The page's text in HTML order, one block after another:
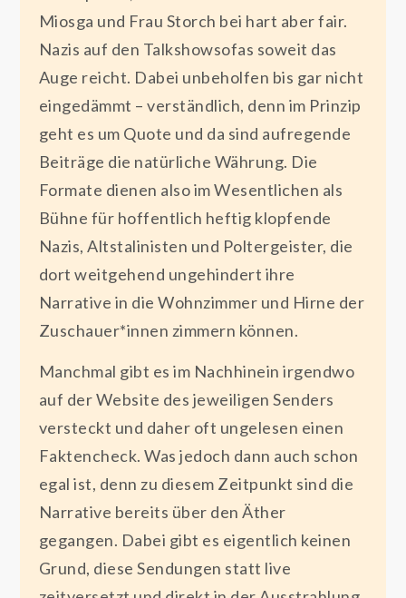
Miosga und Frau Storch bei hart aber fair.
Nazis auf den Talkshowsofas soweit das
Auge reicht. Dabei unbeholfen bis gar nicht
eingedämmt – verständlich, denn im Prinzip
geht es um Quote und da sind aufregende
Beiträge die natürliche Währung. Die
Formate dienen also im Wesentlichen als
Bühne für hoffentlich heftig klopfende
Nazis, Altstalinisten und Poltergeister, die
dort weitgehend ungehindert ihre
Narrative in die Wohnzimmer und Hirne der
Zuschauer*innen zimmern können.
Manchmal gibt es im Nachhinein irgendwo
auf der Website des jeweiligen Senders
versteckt und daher oft ungelesen einen
Faktencheck. Was jedoch dann auch schon
egal ist, denn zu diesem Zeitpunkt sind die
Narrative bereits über den Äther
gegangen. Dabei gibt es eigentlich keinen
Grund, diese Sendungen statt live